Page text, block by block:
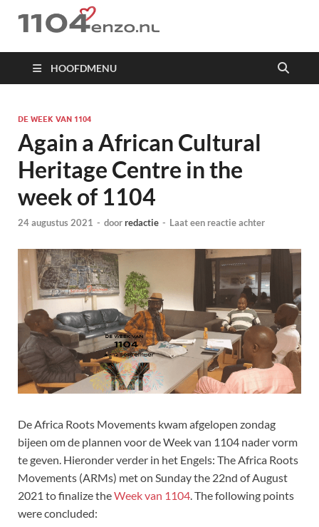
1104 en zo
HOOFDMENU
DE WEEK VAN 1104
Again a African Cultural
Heritage Centre in the
week of 1104
24 augustus 2021 - doorredactie - Laat een reactie achter
De Africa Roots Movements kwam afgelopen zondag
bijeen om de plannen voor de Week van 1104 nader vorm
te geven. Hieronder verder in het Engels: The Africa Roots
Movements (ARMs) met on Sunday the 22nd of August
2021 to finalize theWeek van 1104. The following points
were concluded: